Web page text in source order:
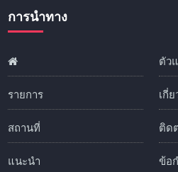
การนำทาง
รายการ
สถานที่
แนะนำ
ตัว
เกี่
ติด
ข้อ